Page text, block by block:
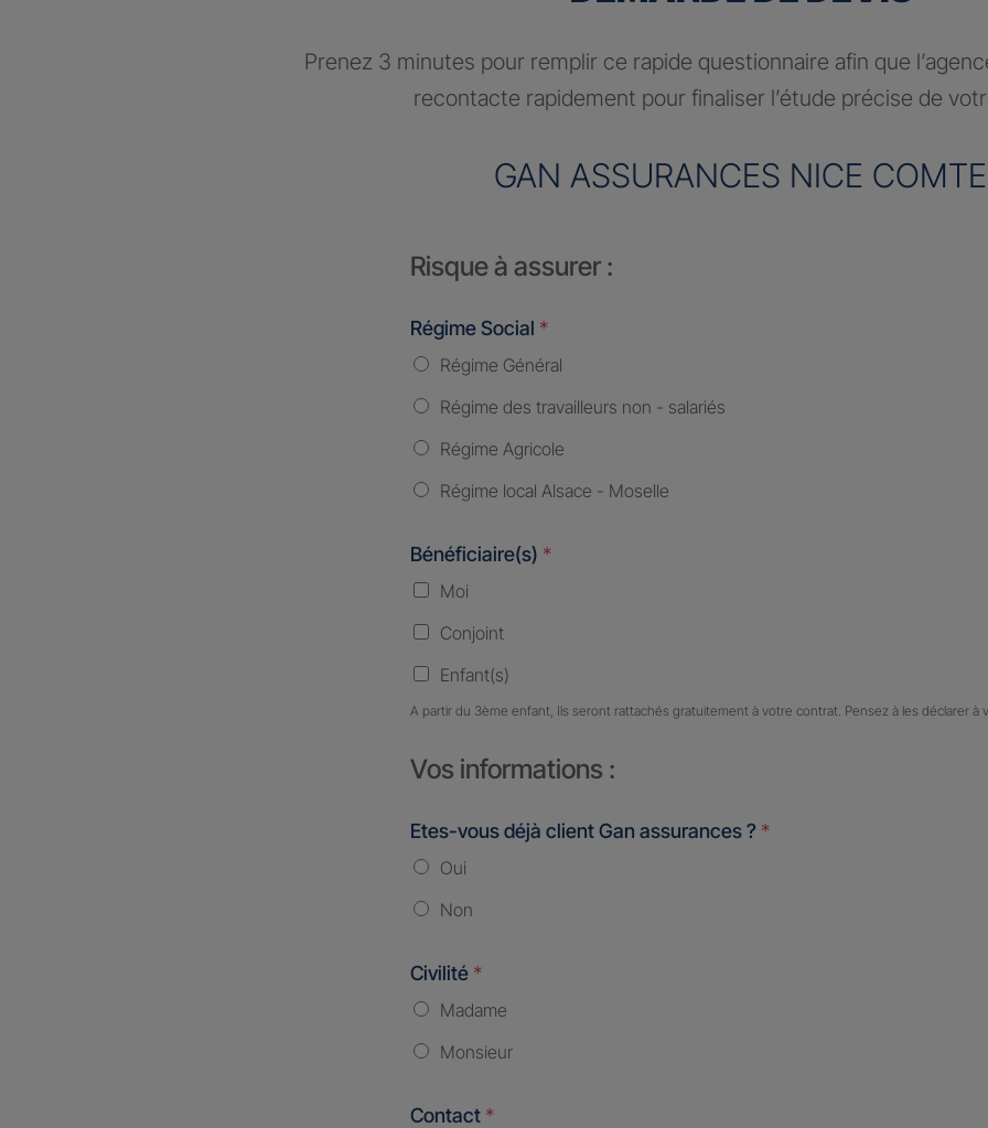
Prenez 3 minutes pour remplir ce rapide questionnaire afin que
recontacte rapidement pour finaliser l’étude précise de
GAN ASSURANCES NICE COMTE
Risque à assurer :
Régime Social *
Régime Général
Régime des travailleurs non - salariés
Régime Agricole
Régime local Alsace - Moselle
Bénéficiaire(s) *
Moi
Conjoint
Enfant(s)
A partir du 3ème enfant, Ils seront rattachés gratuitement à votre contrat. Pensez à les déclarer à
Vos informations :
Etes-vous déjà client Gan assurances ? *
Oui
Non
Civilité *
Madame
Monsieur
Contact *